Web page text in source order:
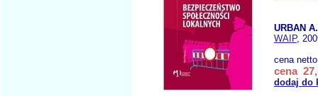
URBAN A.
WAIP,
cena
cena
dodaj do